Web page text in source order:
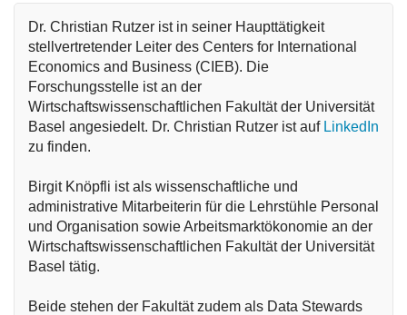
Dr. Christian Rutzer ist in seiner Haupttätigkeit
stellvertretender Leiter des Centers for International
Economics and Business (CIEB). Die
Forschungsstelle ist an der
Wirtschaftswissenschaftlichen Fakultät der Universität
Basel angesiedelt. Dr. Christian Rutzer ist auf LinkedIn
zu finden.
Birgit Knöpfli ist als wissenschaftliche und
administrative Mitarbeiterin für die Lehrstühle Personal
und Organisation sowie Arbeitsmarktökonomie an der
Wirtschaftswissenschaftlichen Fakultät der Universität
Basel tätig.
Beide stehen der Fakultät zudem als Data Stewards